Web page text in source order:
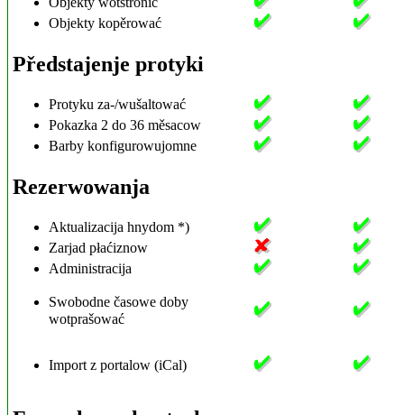
Objekty kopěrować
Předstajenje protyki
Protyku za-/wušaltować
Pokazka 2 do 36 měsacow
Barby konfigurowujomne
Rezerwowanja
Aktualizacija hnydom *)
Zarjad płaćiznow
Administracija
Swobodne časowe doby
wotprašować
Import z portalow (iCal)